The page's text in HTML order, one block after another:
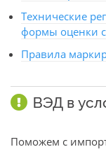
Технические
формы оценки
Правила
ВЭД в
Поможем с